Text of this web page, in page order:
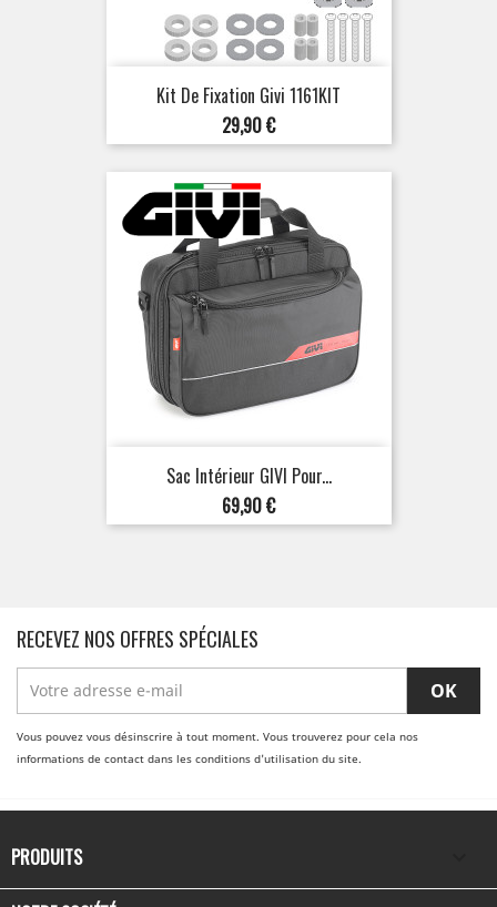
Kit De Fixation Givi 1161KIT
Prix
29,90 €
Sac Intérieur GIVI Pour...
Prix
69,90 €
RECEVEZ NOS OFFRES SPÉCIALES
Vous pouvez vous désinscrire à tout moment. Vous trouverez pour cela nos
informations de contact dans les conditions d'utilisation du site.
PRODUITS